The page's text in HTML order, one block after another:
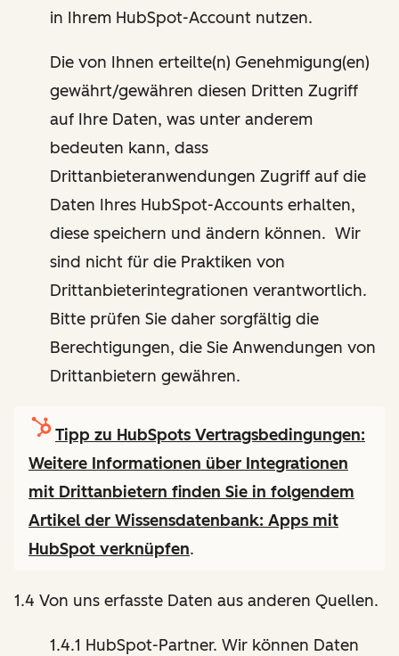
in Ihrem HubSpot-Account nutzen.
Die von Ihnen erteilte(n) Genehmigung(en)
gewährt/gewähren diesen Dritten Zugriff
auf Ihre Daten, was unter anderem
bedeuten kann, dass
Drittanbieteranwendungen Zugriff auf die
Daten Ihres HubSpot-Accounts erhalten,
diese speichern und ändern können. Wir
sind nicht für die Praktiken von
Drittanbieterintegrationen verantwortlich.
Bitte prüfen Sie daher sorgfältig die
Berechtigungen, die Sie Anwendungen von
Drittanbietern gewähren.
Tipp zu HubSpots Vertragsbedingungen:
Weitere Informationen über Integrationen
mit Drittanbietern finden Sie in folgendem
Artikel der Wissensdatenbank: Apps mit
HubSpot verknüpfen.
1.4 Von uns erfasste Daten aus anderen Quellen.
1.4.1 HubSpot-Partner. Wir können Daten